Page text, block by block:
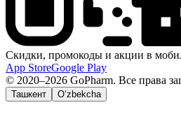
Скидки, промокоды и акции в
App StoreGoogle Play
© 2020–2026 GoPharm. Все права
Ташкент O‘zbekcha